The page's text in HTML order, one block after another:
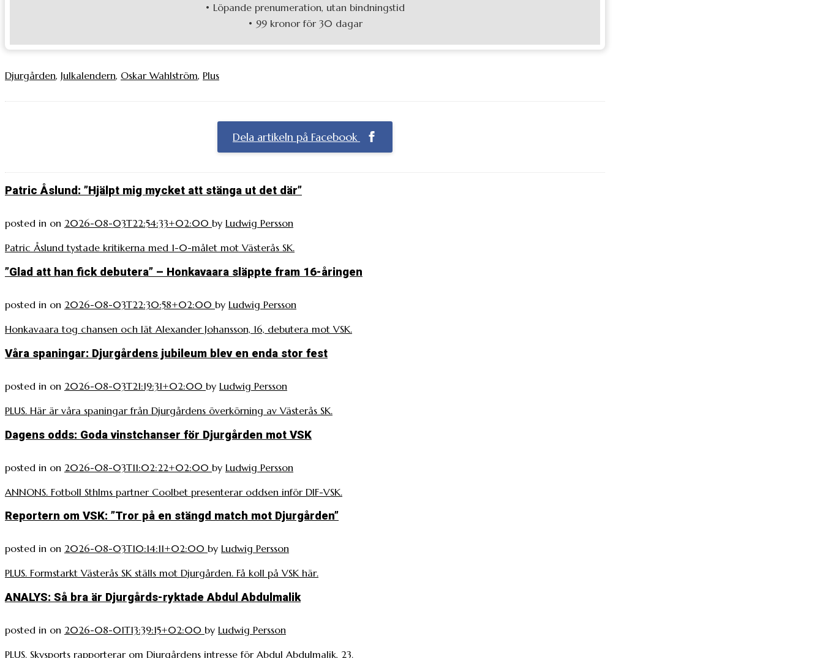
• Löpande prenumeration, utan bindningstid
• 99 kronor för 30 dagar
Djurgården, Julkalendern, Oskar Wahlström, Plus
Dela artikeln på Facebook
Patric Åslund: ”Hjälpt mig mycket att stänga ut det där”
posted in on 2026-08-03T22:54:33+02:00 by Ludwig Persson
Patric Åslund tystade kritikerna med 1-0-målet mot Västerås SK.
”Glad att han fick debutera” – Honkavaara släppte fram 16-åringen
posted in on 2026-08-03T22:30:58+02:00 by Ludwig Persson
Honkavaara tog chansen och lät Alexander Johansson, 16, debutera mot VSK.
Våra spaningar: Djurgårdens jubileum blev en enda stor fest
posted in on 2026-08-03T21:19:31+02:00 by Ludwig Persson
PLUS. Här är våra spaningar från Djurgårdens överkörning av Västerås SK.
Dagens odds: Goda vinstchanser för Djurgården mot VSK
posted in on 2026-08-03T11:02:22+02:00 by Ludwig Persson
ANNONS. Fotboll Sthlms partner Coolbet presenterar oddsen inför DIF-VSK.
Reportern om VSK: ”Tror på en stängd match mot Djurgården”
posted in on 2026-08-03T10:14:11+02:00 by Ludwig Persson
PLUS. Formstarkt Västerås SK ställs mot Djurgården. Få koll på VSK här.
ANALYS: Så bra är Djurgårds-ryktade Abdul Abdulmalik
posted in on 2026-08-01T13:39:15+02:00 by Ludwig Persson
PLUS. Skysports rapporterar om Djurgårdens intresse för Abdul Abdulmalik, 23.